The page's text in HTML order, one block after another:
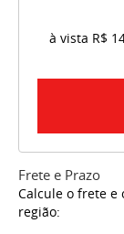
à vista R$
Frete e Prazo
Calcule o frete e
região: